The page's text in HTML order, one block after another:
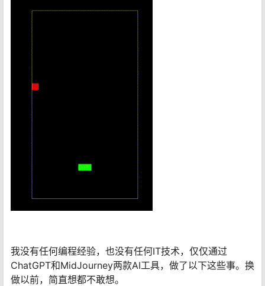
我没有任何编程经验，也没有任何IT技术，仅仅通过
ChatGPT和MidJourney两款AI工具，做了以下这些事。换
做以前，简直想都不敢想。